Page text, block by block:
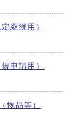
継続用）
申請用）
物品等）